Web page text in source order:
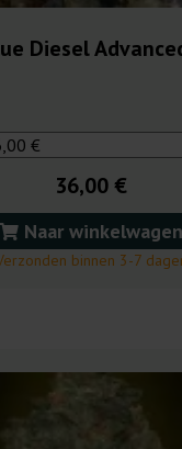
Diesel
36,00 €
Naar winkelwagen
binnen 3-7